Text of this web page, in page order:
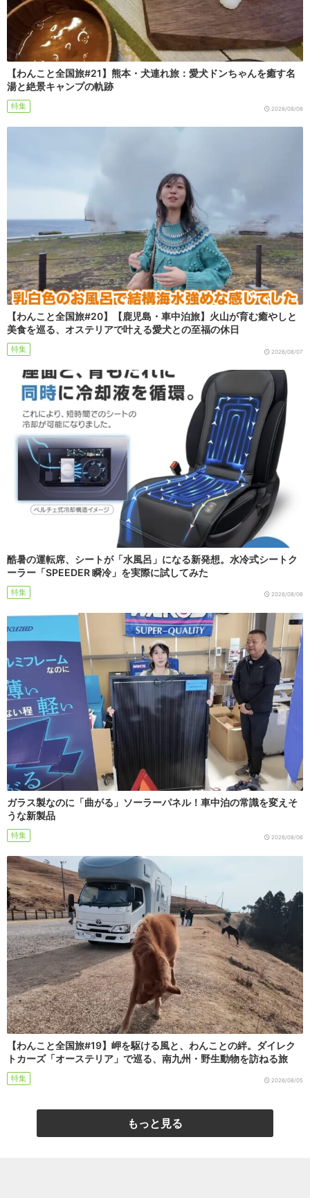
【わんこと全国旅#21】熊本・犬連れ旅：愛犬ドンちゃんを癒す名
湯と絶景キャンプの軌跡
特集 2026/08/08
【わんこと全国旅#20】【鹿児島・車中泊旅】火山が育む癒やしと
美食を巡る、オステリアで叶える愛犬との至福の休日
特集 2026/08/07
酷暑の運転席、シートが「水風呂」になる新発想。水冷式シートク
ーラー「SPEEDER 瞬冷」を実際に試してみた
特集 2026/08/06
ガラス製なのに「曲がる」ソーラーパネル！車中泊の常識を変えそ
うな新製品
特集 2026/08/06
【わんこと全国旅#19】岬を駆ける風と、わんことの絆。ダイレク
トカーズ「オーステリア」で巡る、南九州・野生動物を訪ねる旅
特集 2026/08/05
もっと見る